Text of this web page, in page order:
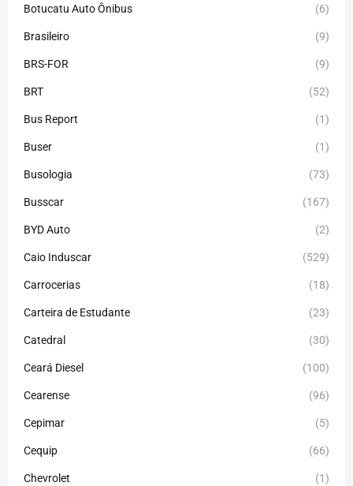
Botucatu Auto Ônibus (6)
Brasileiro (9)
BRS-FOR (9)
BRT (52)
Bus Report (1)
Buser (1)
Busologia (73)
Busscar (167)
BYD Auto (2)
Caio Induscar (529)
Carrocerias (18)
Carteira de Estudante (23)
Catedral (30)
Ceará Diesel (100)
Cearense (96)
Cepimar (5)
Cequip (66)
Chevrolet (1)